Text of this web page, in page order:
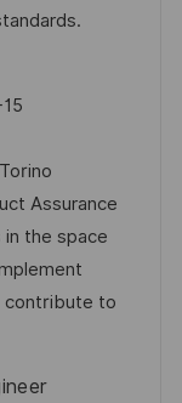
Torino
Assurance
the space
contribute to